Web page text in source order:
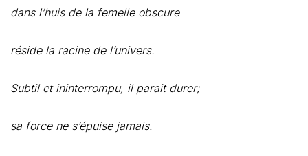
dans l’huis de la femelle obscure
réside la racine de l’univers.
Subtil et ininterrompu, il parait durer;
sa force ne s’épuise jamais.